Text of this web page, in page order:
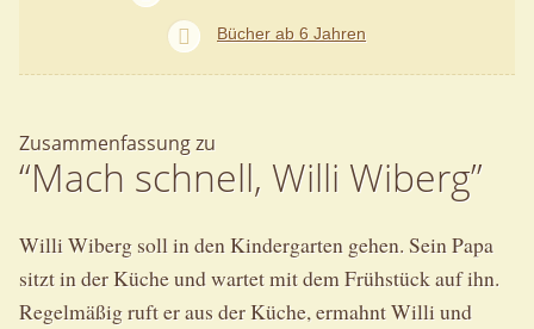
Bücher ab 6 Jahren
Zusammenfassung zu
“Mach schnell, Willi Wiberg”
Willi Wiberg soll in den Kindergarten gehen. Sein Papa
sitzt in der Küche und wartet mit dem Frühstück auf ihn.
Regelmäßig ruft er aus der Küche, ermahnt Willi und